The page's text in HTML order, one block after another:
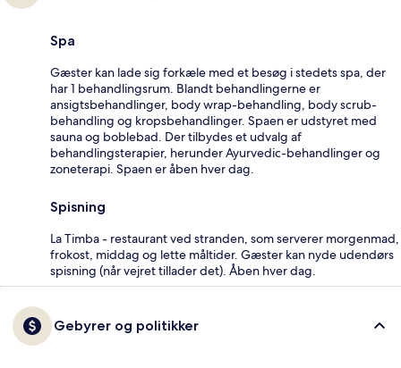
Spa
Gæster kan lade sig forkæle med et besøg i stedets spa, der
har 1 behandlingsrum. Blandt behandlingerne er
ansigtsbehandlinger, body wrap-behandling, body scrub-
behandling og kropsbehandlinger. Spaen er udstyret med
sauna og boblebad. Der tilbydes et udvalg af
behandlingsterapier, herunder Ayurvedic-behandlinger og
zoneterapi. Spaen er åben hver dag.
Spisning
La Timba - restaurant ved stranden, som serverer morgenmad,
frokost, middag og lette måltider. Gæster kan nyde udendørs
spisning (når vejret tillader det). Åben hver dag.
Gebyrer og politikker